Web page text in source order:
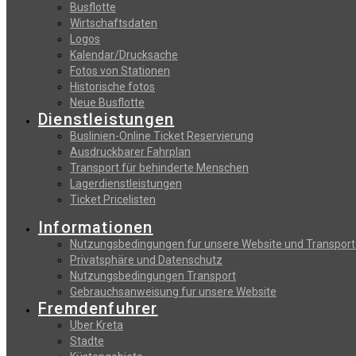
Busflotte
Wirtschaftsdaten
Logos
Kalendar/Drucksache
Fotos von Stationen
Historische fotos
Neue Busflotte
Dienstleistungen
Buslinien-Online Ticket Reservierung
Αusdruckbarer Fahrplan
Transport für behinderte Menschen
Lagerdienstleistungen
Ticket Pricelisten
Informationen
Nutzungsbedingungen fur unsere Website und
Privatsphäre und Datenschutz
Nutzungsbedingungen Transport
Gebrauchsanweisung fur unsere Website
Fremdenfuhrer
Uber Kreta
Stadte